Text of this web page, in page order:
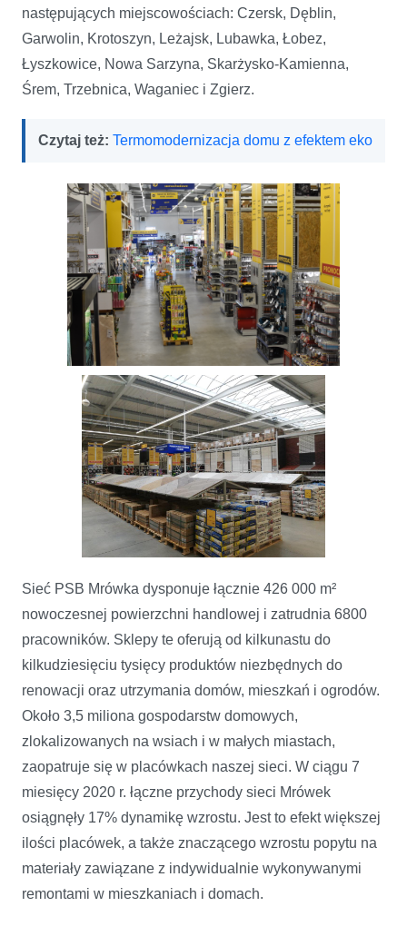
następujących miejscowościach: Czersk, Dęblin,
Garwolin, Krotoszyn, Leżajsk, Lubawka, Łobez,
Łyszkowice, Nowa Sarzyna, Skarżysko-Kamienna,
Śrem, Trzebnica, Waganiec i Zgierz.
Czytaj też: Termomodernizacja domu z efektem eko
Sieć PSB Mrówka dysponuje łącznie 426 000 m²
nowoczesnej powierzchni handlowej i zatrudnia 6800
pracowników. Sklepy te oferują od kilkunastu do
kilkudziesięciu tysięcy produktów niezbędnych do
renowacji oraz utrzymania domów, mieszkań i ogrodów.
Około 3,5 miliona gospodarstw domowych,
zlokalizowanych na wsiach i w małych miastach,
zaopatruje się w placówkach naszej sieci. W ciągu 7
miesięcy 2020 r. łączne przychody sieci Mrówek
osiągnęły 17% dynamikę wzrostu. Jest to efekt większej
ilości placówek, a także znaczącego wzrostu popytu na
materiały zawiązane z indywidualnie wykonywanymi
remontami w mieszkaniach i domach.